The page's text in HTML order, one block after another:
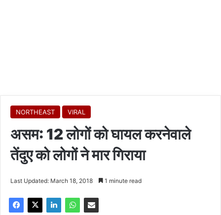
NORTHEAST VIRAL
असम: 12 लोगों को घायल करनेवाले
तेंदुए को लोगों ने मार गिराया
Last Updated: March 18, 2018 1 minute read